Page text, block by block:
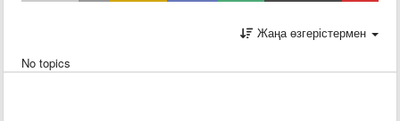
Жаңа өзгерістермен
No topics